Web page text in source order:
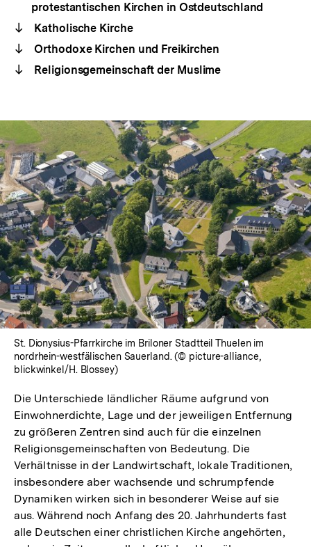
protestantischen Kirchen in Ostdeutschland
Katholische Kirche
Orthodoxe Kirchen und Freikirchen
Religionsgemeinschaft der Muslime
St. Dionysius-Pfarrkirche im Briloner Stadtteil Thuelen im
nordrhein-westfälischen Sauerland. (© picture-alliance,
blickwinkel/H. Blossey)
Die Unterschiede ländlicher Räume aufgrund von
Einwohnerdichte, Lage und der jeweiligen Entfernung
zu größeren Zentren sind auch für die einzelnen
Religionsgemeinschaften von Bedeutung. Die
Verhältnisse in der Landwirtschaft, lokale Traditionen,
insbesondere aber wachsende und schrumpfende
Dynamiken wirken sich in besonderer Weise auf sie
aus. Während noch Anfang des 20. Jahrhunderts fast
alle Deutschen einer christlichen Kirche angehörten,